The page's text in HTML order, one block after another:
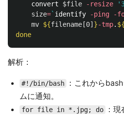
    convert
$file -resize
size=` identify -ping -
mv ${filename [0] }-tmp. ${
done
解析：
#!/bin/bash
：これから
ムに通知。
for file in *.jpg; do
：